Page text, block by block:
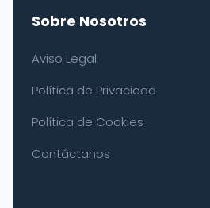
Sobre Nosotros
Aviso Legal
Política de Privacidad
Política de Cookies
Contáctanos